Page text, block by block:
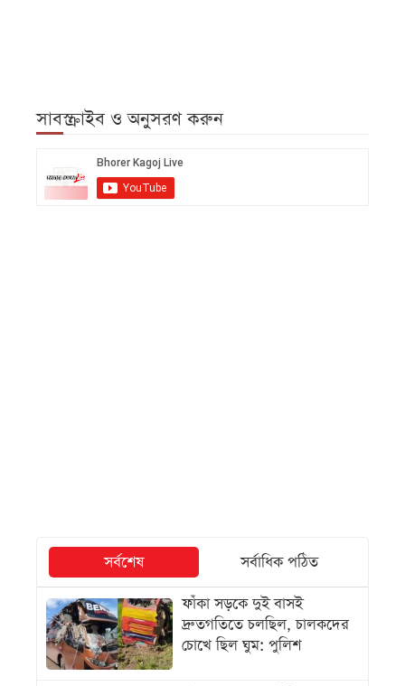
সাবস্ক্রাইব ও অনুসরণ করুন
সর্বশেষ
সর্বাধিক পঠিত
ফাঁকা সড়কে দুই বাসই
দ্রুতগতিতে চলছিল, চালকদের
চোখে ছিল ঘুম: পুলিশ